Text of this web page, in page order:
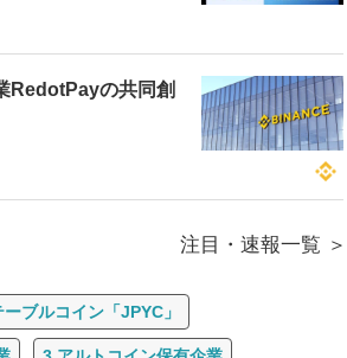
RedotPayの共同創
注目・速報一覧
ブルコイン「JPYC」